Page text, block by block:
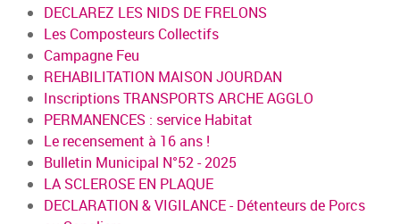
DECLAREZ LES NIDS DE FRELONS
Les Composteurs Collectifs
Campagne Feu
REHABILITATION MAISON JOURDAN
Inscriptions TRANSPORTS ARCHE AGGLO
PERMANENCES : service Habitat
Le recensement à 16 ans !
Bulletin Municipal N°52 - 2025
LA SCLEROSE EN PLAQUE
DECLARATION & VIGILANCE - Détenteurs de Porcs